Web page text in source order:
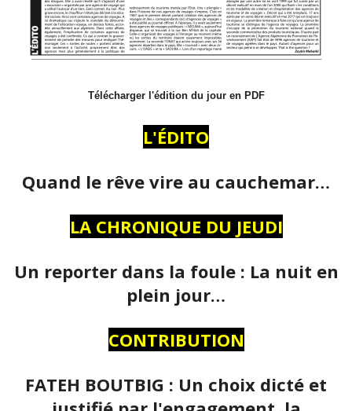
Télécharger l'édition du jour en PDF
L'ÉDITO
Quand le rêve vire au cauchemar…
LA CHRONIQUE DU JEUDI
Un reporter dans la foule : La nuit en
plein jour…
CONTRIBUTION
FATEH BOUTBIG : Un choix dicté et